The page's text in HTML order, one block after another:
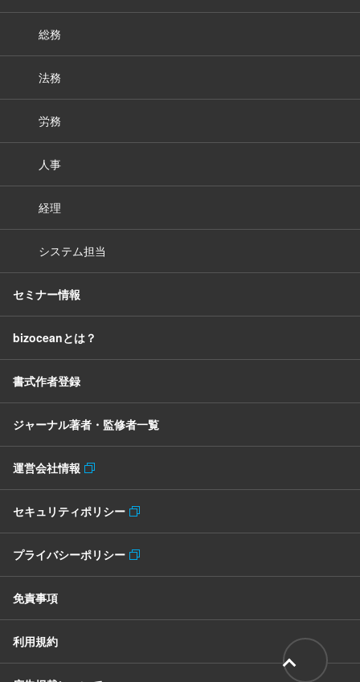
総務
法務
労務
人事
経理
システム担当
セミナー情報
bizoceanとは？
書式作者登録
ジャーナル著者・監修者一覧
運営会社情報
セキュリティポリシー
プライバシーポリシー
免責事項
利用規約